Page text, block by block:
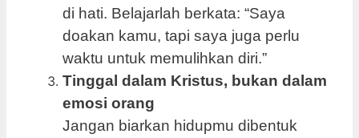
di hati. Belajarlah berkata: “Saya
doakan kamu, tapi saya juga perlu
waktu untuk memulihkan diri.”
Tinggal dalam Kristus, bukan dalam
emosi orang
Jangan biarkan hidupmu dibentuk